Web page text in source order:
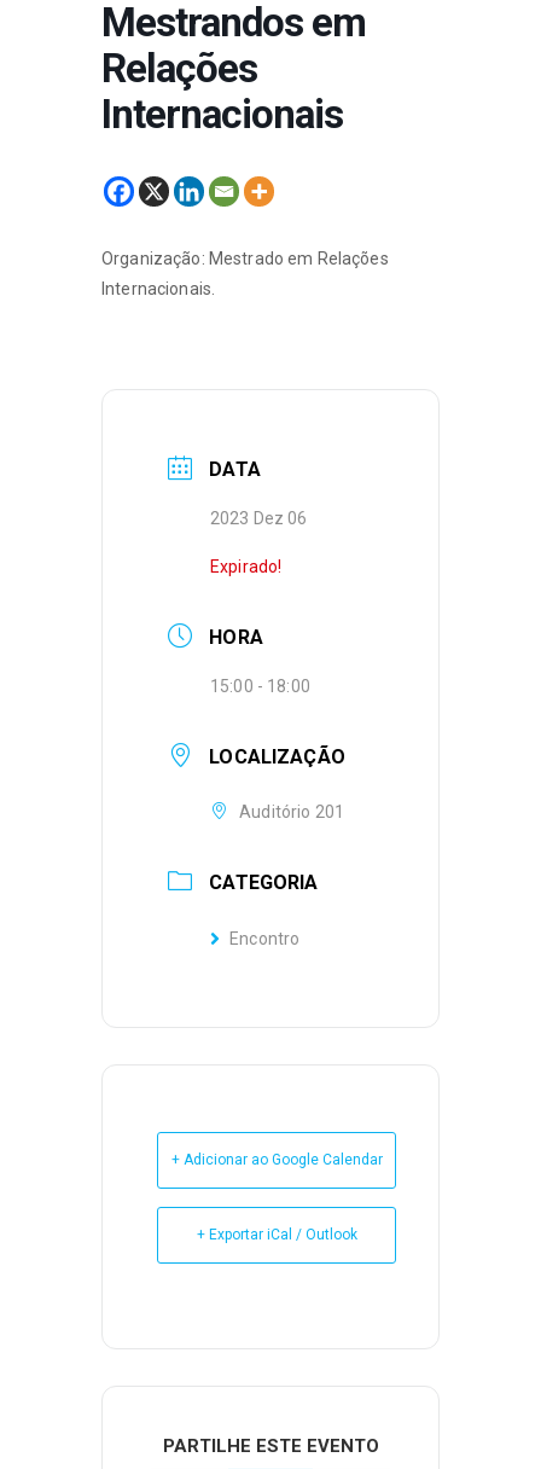
Mestrandos em
Relações
Internacionais
Organização: Mestrado em Relações
Internacionais.
DATA
2023 Dez 06
Expirado!
HORA
15:00 - 18:00
LOCALIZAÇÃO
Auditório 201
CATEGORIA
Encontro
+ Adicionar ao Google Calendar
+ Exportar iCal / Outlook
PARTILHE ESTE EVENTO